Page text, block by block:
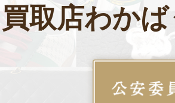
生前整理
買取店わかば